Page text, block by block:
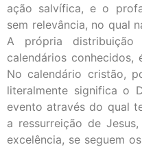
ação salvífica, e o
sem relevância, no qual
A própria
calendários conhecidos,
No calendário cristão,
literalmente significa o
evento através do qual
a ressurreição de
excelência, se seguem